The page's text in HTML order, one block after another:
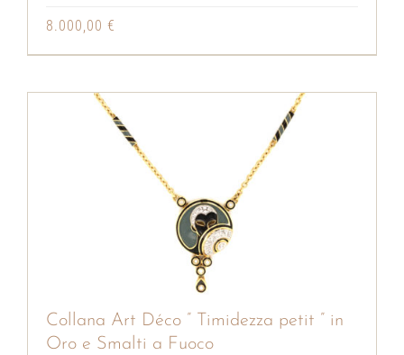
8.000,00 €
Collana Art Déco ” Timidezza petit ” in
Oro e Smalti a Fuoco